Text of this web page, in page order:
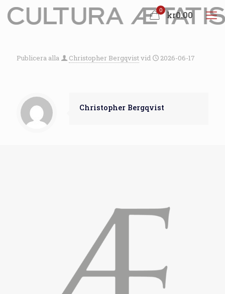
0 kr0.00
Publicera alla Christopher Bergqvistvid 2026-06-17
Christopher Bergqvist